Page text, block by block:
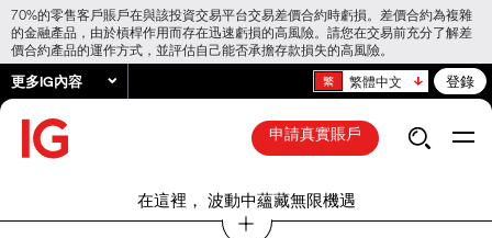
70%的零售客戶賬戶在與該投資交易平台交易差價合約時虧損。差價合約為複雜
的金融產品，由於槓桿作用而存在迅速虧損的高風險。請您在交易前充分了解差
價合約產品的運作方式，並評估自己能否承擔存款損失的高風險。
更多IG內容 繁體中文 登錄
申請真實賬戶
在這裡， 波動中蘊藏無限機遇